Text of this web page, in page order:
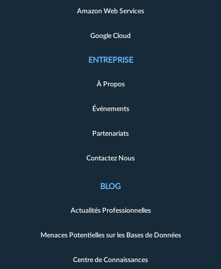
Amazon Web Services
Google Cloud
ENTREPRISE
À Propos
Événements
Partenariats
Contactez Nous
BLOG
Actualités Professionnelles
Menaces Potentielles sur les Bases de Données
Centre de Connaissances